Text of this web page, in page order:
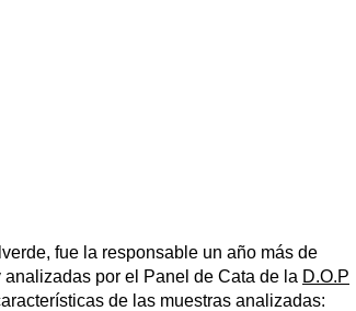
fue la responsable un año más de
por el Panel de Cata de la D.O.P
de las muestras analizadas: